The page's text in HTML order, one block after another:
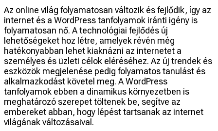
Az online világ folyamatosan változik és fejlődik, így az
internet és a WordPress tanfolyamok iránti igény is
folyamatosan nő. A technológiai fejlődés új
lehetőségeket hoz létre, amelyek révén még
hatékonyabban lehet kiaknázni az internetet a
személyes és üzleti célok eléréséhez. Az új trendek és
eszközök megjelenése pedig folyamatos tanulást és
alkalmazkodást követel meg. A WordPress
tanfolyamok ebben a dinamikus környezetben is
meghatározó szerepet töltenek be, segítve az
embereket abban, hogy lépést tartsanak az internet
világának változásaival.